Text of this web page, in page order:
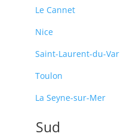
Le Cannet
Nice
Saint-Laurent-du-Var
Toulon
La Seyne-sur-Mer
Sud